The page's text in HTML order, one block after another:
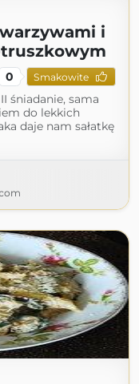
i
0 Smakowite
śniadanie, sama
do lekkich
daje nam sałatkę